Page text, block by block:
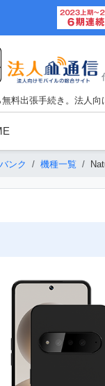
無料出張手続き。法人
ンク 機種一覧